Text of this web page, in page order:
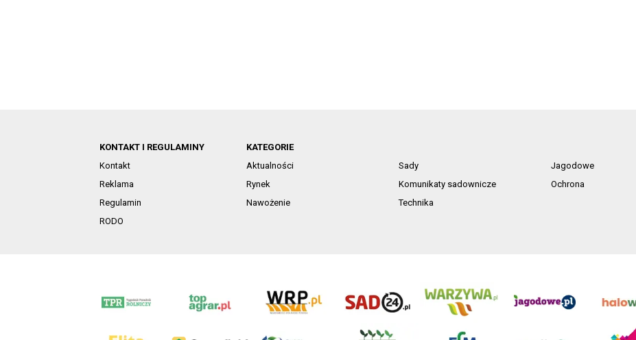
KONTAKT I REGULAMINY
Kontakt
Reklama
Regulamin
RODO
KATEGORIE
Aktualności
Sady
Jagodowe
Rynek
Komunikaty sadownicze
Ochrona
Nawożenie
Technika